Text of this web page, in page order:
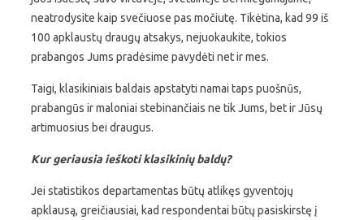
neatrodysite kaip svečiuose pas močiutę. Tikėtina, kad 99 iš
100 apklaustų draugų atsakys, nejuokaukite, tokios
prabangos Jums pradėsime pavydėti net ir mes.
Taigi, klasikiniais baldais apstatyti namai taps puošnūs,
prabangūs ir maloniai stebinančiais ne tik Jums, bet ir Jūsų
artimuosius bei draugus.
Kur geriausia ieškoti klasikinių baldų?
Jei statistikos departamentas būtų atlikęs gyventojų
apklausą, greičiausiai, kad respondentai būtų pasiskirstę į